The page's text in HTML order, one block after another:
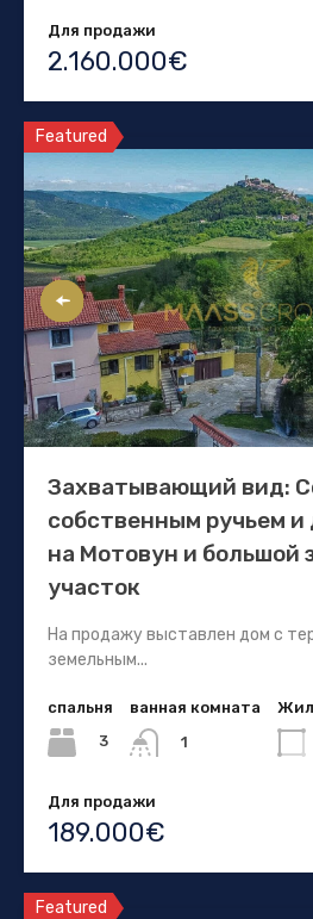
Для продажи
2.160.000€
Featured
Захватывающий вид:
собственным ручьем
на Мотовун и большой
участок
На продажу выставлен дом с
земельным...
спальня
3
ванная комната
1
Для продажи
189.000€
Featured